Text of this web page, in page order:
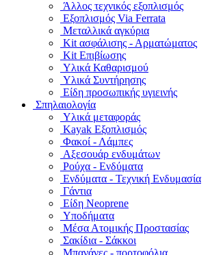
Άλλος τεχνικός εξοπλισμός
Εξοπλισμός Via Ferrata
Μεταλλικά αγκύρια
Kit ασφάλισης - Αρματώματος
Kit Επιβίωσης
Υλικά Καθαρισμού
Υλικά Συντήρησης
Είδη προσωπικής υγιεινής
Σπηλαιολογία
Υλικά μεταφοράς
Kayak Εξοπλισμός
Φακοί - Λάμπες
Αξεσουάρ ενδυμάτων
Ρούχα - Ενδύματα
Ενδύματα - Τεχνική Ενδυμασία
Γάντια
Είδη Neoprene
Υποδήματα
Μέσα Ατομικής Προστασίας
Σακίδια - Σάκκοι
Μπανάνες - πορτοφόλια